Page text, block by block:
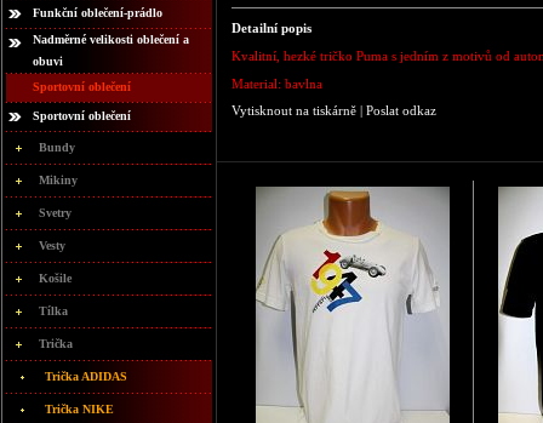
Funkční oblečení-prádlo
Nadměrné velikosti oblečení a
obuvi
Sportovní oblečení
Sportovní oblečení
Bundy
Mikiny
Svetry
Vesty
Košile
Tílka
Trička
Trička ADIDAS
Trička NIKE
Detailní popis
Kvalitní, hezké tričko Puma s jedním z motivů od
Material: bavlna
Vytisknout na tiskárně | Poslat odkaz